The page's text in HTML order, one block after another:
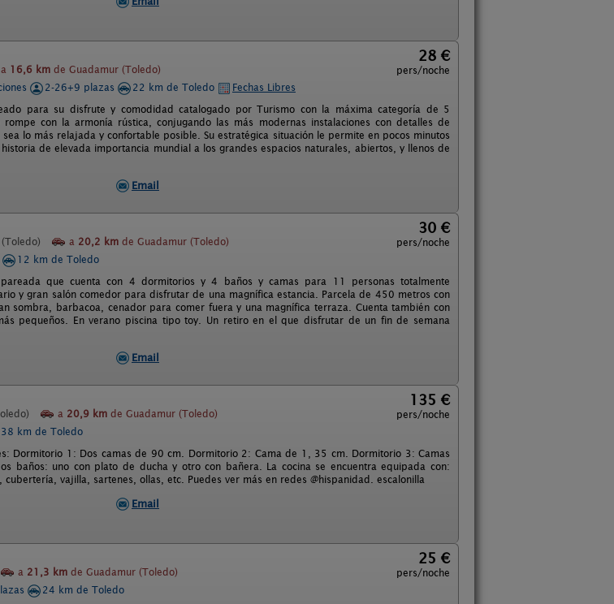
a 16,6 km de Guadamur (Toledo)
28 €
pers/noche
2-26+9 plazas 22 km de Toledo
Fechas Libres
para su disfrute y comodidad catalogado por Turismo con la máxima categoría de 5
rompe con la armonía rústica, conjugando las más modernas instalaciones con detalles de
lo más relajada y confortable posible. Su estratégica situación le permite en pocos minutos
de elevada importancia mundial a los grandes espacios naturales, abiertos, y llenos de
Email
(Toledo) a 20,2 km de Guadamur (Toledo)
30 €
pers/noche
12 km de Toledo
que cuenta con 4 dormitorios y 4 baños y camas para 11 personas totalmente
y gran salón comedor para disfrutar de una magnífica estancia. Parcela de 450 metros con
sombra, barbacoa, cenador para comer fuera y una magnífica terraza. Cuenta también con
pequeños. En verano piscina tipo toy. Un retiro en el que disfrutar de un fin de semana
Email
a 20,9 km de Guadamur (Toledo)
135 €
pers/noche
38 km de Toledo
Dormitorio 1: Dos camas de 90 cm. Dormitorio 2: Cama de 1, 35 cm. Dormitorio 3: Camas
baños: uno con plato de ducha y otro con bañera. La cocina se encuentra equipada con:
vajilla, sartenes, ollas, etc. Puedes ver más en redes @hispanidad. escalonilla
Email
a 21,3 km de Guadamur (Toledo)
25 €
pers/noche
24 km de Toledo